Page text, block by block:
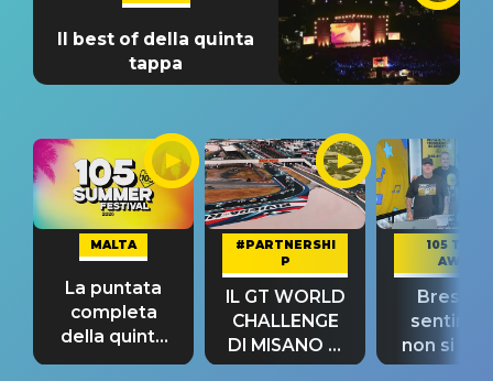
Il best of della quinta
tappa
MALTA
La puntata
completa
della quinta
tappa
#PARTNERSHI
P
IL GT WORLD
CHALLENGE
DI MISANO si
riconferma
105 TAKE
AWAY
Bresh:
non si
fino alla